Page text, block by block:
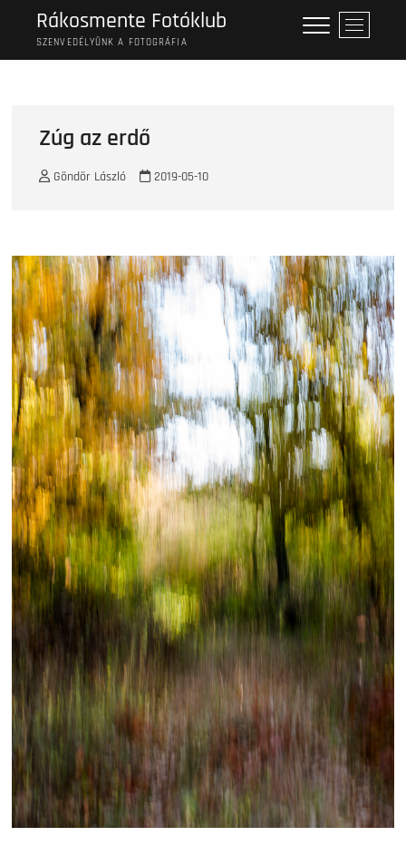
content
Rákosmente Fotóklub
SZENVEDÉLYÜNK A FOTOGRÁFIA
M
e
n
Zúg az erdő
Göndör László 2019-05-10